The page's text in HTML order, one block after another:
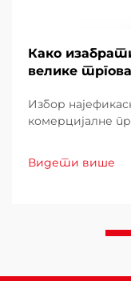
Како
велике
Избор
комерцијалне
купаца и
Видети више